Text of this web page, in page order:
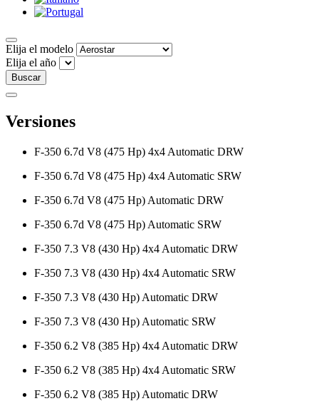
Elija el modelo
Elija el año
Buscar
Versiones
F-350 6.7d V8 (475 Hp) 4x4 Automatic DRW
F-350 6.7d V8 (475 Hp) 4x4 Automatic SRW
F-350 6.7d V8 (475 Hp) Automatic DRW
F-350 6.7d V8 (475 Hp) Automatic SRW
F-350 7.3 V8 (430 Hp) 4x4 Automatic DRW
F-350 7.3 V8 (430 Hp) 4x4 Automatic SRW
F-350 7.3 V8 (430 Hp) Automatic DRW
F-350 7.3 V8 (430 Hp) Automatic SRW
F-350 6.2 V8 (385 Hp) 4x4 Automatic DRW
F-350 6.2 V8 (385 Hp) 4x4 Automatic SRW
F-350 6.2 V8 (385 Hp) Automatic DRW